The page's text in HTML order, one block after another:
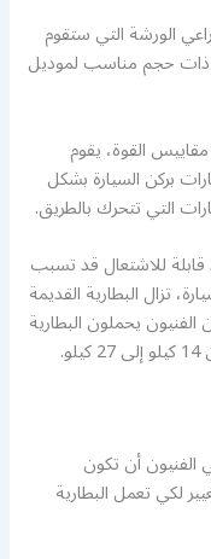
الورشة التي ستقوم
ذات حجم مناسب لموديل
القوة، يقوم
بركن السيارة بشكل
التي تتحرك بالطريق.
قابلة للاشتعال قد تسبب
تزال البطارية القديمة
يحملون البطارية
الفنيون أن تكون
لكي تعمل البطارية